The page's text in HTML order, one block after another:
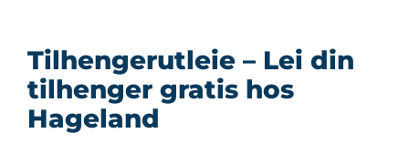
Tilhengerutleie – Lei din
tilhenger gratis hos
Hageland